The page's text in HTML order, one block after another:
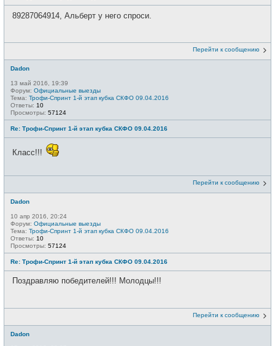
89287064914, Альберт у него спроси.
Перейти к сообщению
Dadon
13 май 2016, 19:39
Форум: Официальные выезды
Тема: Трофи-Спринт 1-й этап кубка СКФО 09.04.2016
Ответы: 10
Просмотры: 57124
Re: Трофи-Спринт 1-й этап кубка СКФО 09.04.2016
Класс!!!
Перейти к сообщению
Dadon
10 апр 2016, 20:24
Форум: Официальные выезды
Тема: Трофи-Спринт 1-й этап кубка СКФО 09.04.2016
Ответы: 10
Просмотры: 57124
Re: Трофи-Спринт 1-й этап кубка СКФО 09.04.2016
Поздравляю победителей!!! Молодцы!!!
Перейти к сообщению
Dadon